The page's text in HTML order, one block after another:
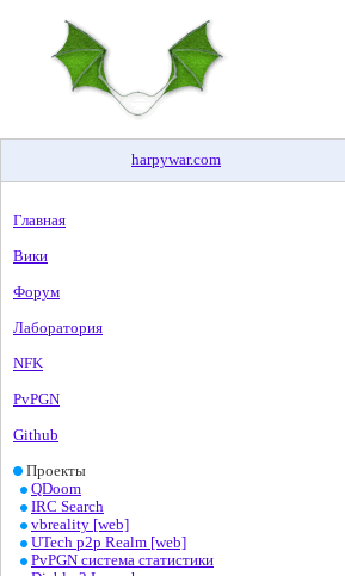
harpywar.com
Главная
Вики
Форум
Лаборатория
NFK
PvPGN
Github
Проекты
QDoom
IRC Search
vbreality [web]
UTech p2p Realm [web]
PvPGN система статистики